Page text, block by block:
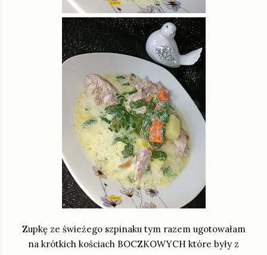
Zupkę ze świeżego szpinaku tym razem ugotowałam
na krótkich kościach BOCZKOWYCH które były z